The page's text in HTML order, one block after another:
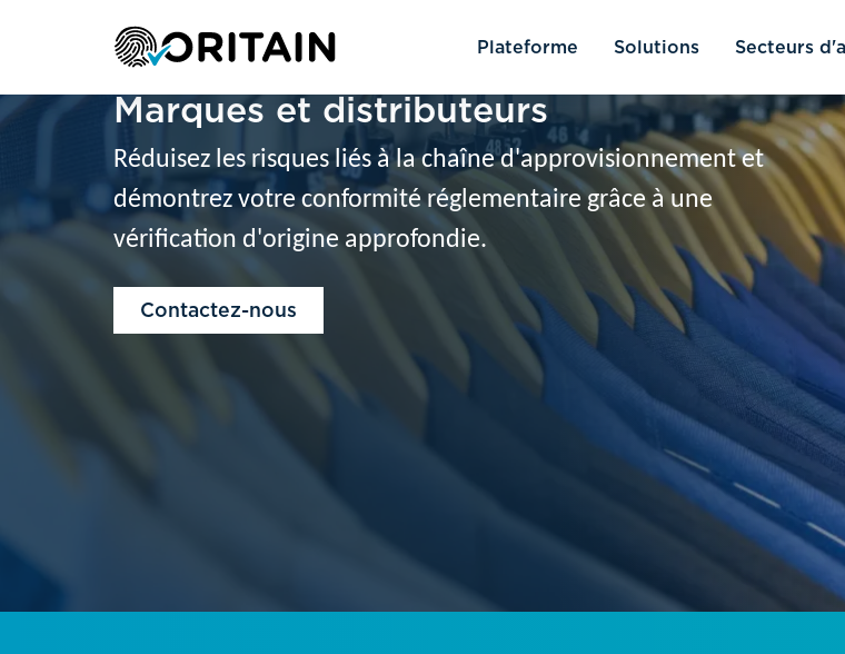
Plateforme Solutions Secteurs
Marques et distributeurs
Réduisez les risques liés à la chaîne d'approvisionnement et
démontrez votre conformité réglementaire grâce à une
vérification d'origine approfondie.
Contactez-nous